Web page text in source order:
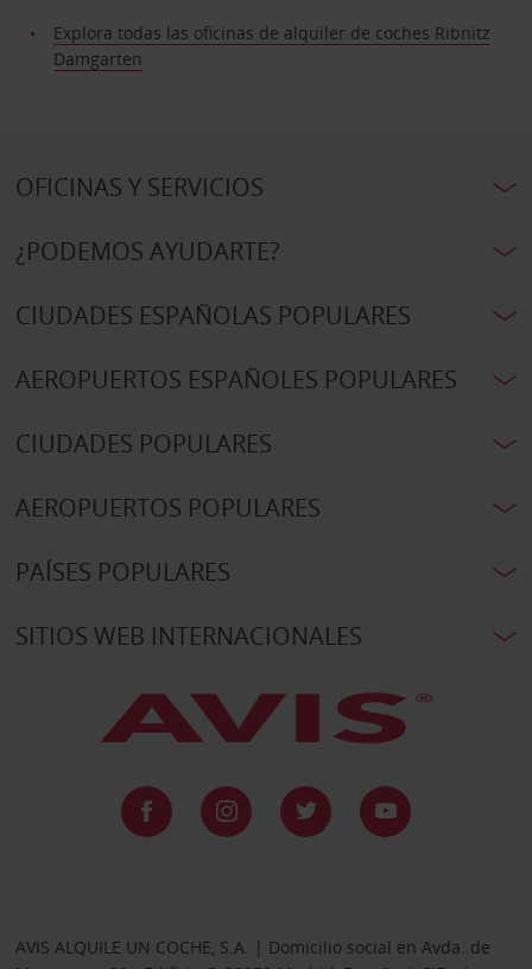
Explora todas las oficinas de alquiler de coches Ribnitz
Damgarten
OFICINAS Y SERVICIOS
¿PODEMOS AYUDARTE?
CIUDADES ESPAÑOLAS POPULARES
AEROPUERTOS ESPAÑOLES POPULARES
CIUDADES POPULARES
AEROPUERTOS POPULARES
PAÍSES POPULARES
SITIOS WEB INTERNACIONALES
AVIS ALQUILE UN COCHE, S.A. | Domicilio social en Avda. de